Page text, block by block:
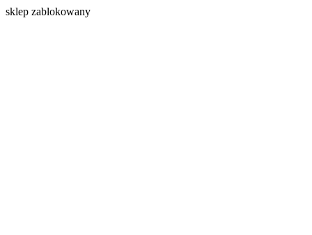
sklep zablokowany